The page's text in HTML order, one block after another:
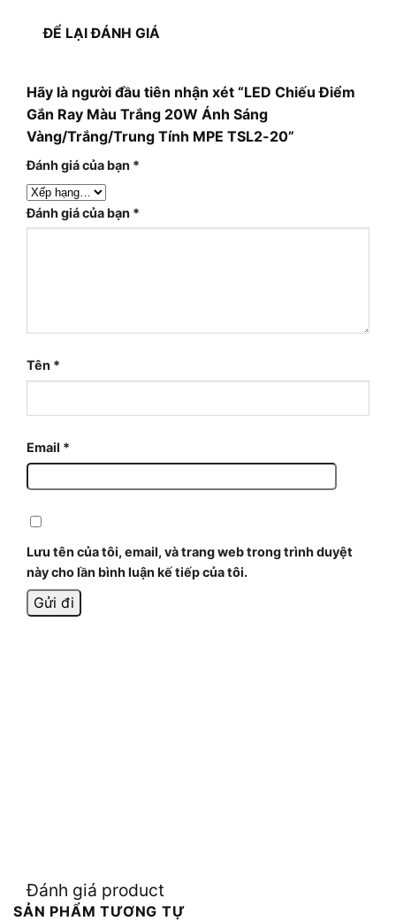
ĐỂ LẠI ĐÁNH GIÁ
Hãy là người đầu tiên nhận xét “LED Chiếu Điểm
Gắn Ray Màu Trắng 20W Ánh Sáng
Vàng/Trắng/Trung Tính MPE TSL2-20”
Đánh giá của bạn *
Đánh giá của bạn *
Tên *
Email *
Lưu tên của tôi, email, và trang web trong trình duyệt
này cho lần bình luận kế tiếp của tôi.
Đánh giá product
SẢN PHẨM TƯƠNG TỰ